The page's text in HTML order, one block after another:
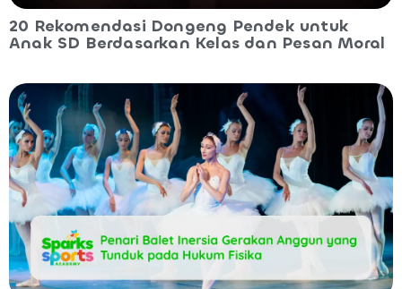
20 Rekomendasi Dongeng Pendek untuk
Anak SD Berdasarkan Kelas dan Pesan Moral